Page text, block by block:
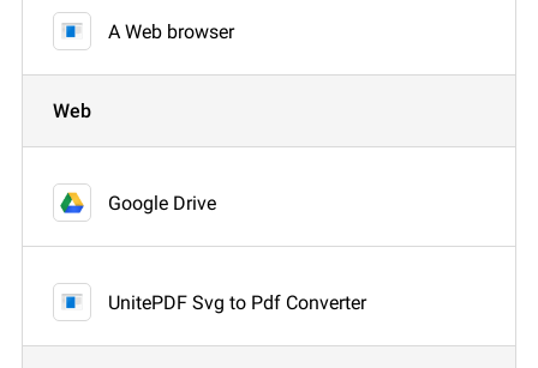
A Web browser
Web
Google Drive
UnitePDF Svg to Pdf Converter